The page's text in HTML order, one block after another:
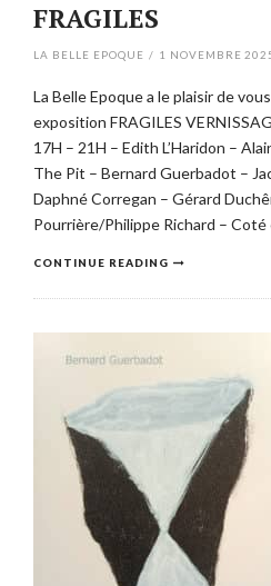
FRAGILES
LA BELLE EPOQUE / 1 NOVEMBRE
La Belle Epoque a le plaisir de
exposition FRAGILES
17H – 21H – Edith L’Haridon –
The Pit – Bernard Guerbadot –
Daphné Corregan – Gérard
Pourrière/Philippe Richard –
CONTINUE READING